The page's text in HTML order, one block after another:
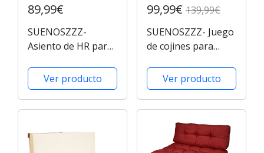
89,99€
SUENOSZZZ-
Asiento de HR para
Polipiel hidrofugo
Blanco (Repelente
al agua -
Exterior e interior.
120 x 80 x 10
Ver producto
99,99€ 139,99€
SUENOSZZZ- Juego
de cojines para
Asiento y Respaldo
de Espumacion HR
enfundado en
Hidrofugo. Exterior
e interior....
Ver producto